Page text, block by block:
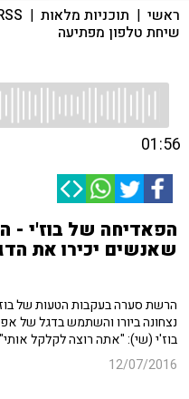
ראשי | תוכניות מלאות |
שיחת טלפון מפתיעה
01:56
הפאדיחה של בוז'י -
שאנשים יכירו את
הרשת סערה בעקבות הטעות של
נצחונה ביורו והשתמש בדגל של
בוז'י (שי): "אתה רוצה לקלקל אותי"
12/07/2016